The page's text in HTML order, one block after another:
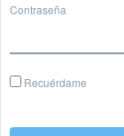
Contraseña
Recuérdame